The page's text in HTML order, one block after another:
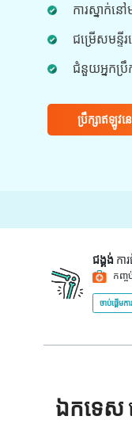
ការស្នាក់ន
ជម្រើសមន្ទី
ជំនួយអ្នកប្រឹ
ប្រឹក្សាឥឡូវន
អ្នកគ្រប់ពេលវេល
ជង្គង់ កា
កញ្ច
ចាប់ផ្តើមក
ឯកទេស